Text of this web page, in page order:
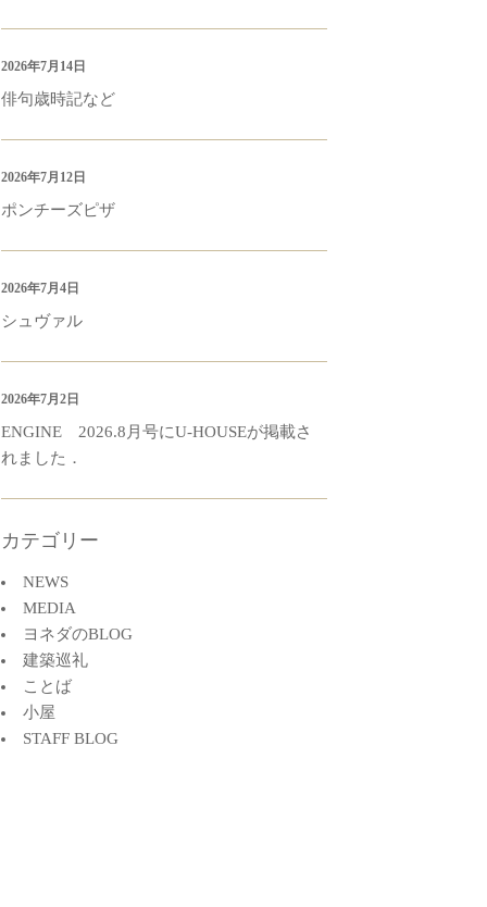
俳句歳時記など
2026年7月14日
ポンチーズピザ
2026年7月12日
シュヴァル
2026年7月4日
ENGINE 2026.8月号にU-HOUSEが掲載さ
れました．
2026年7月2日
カテゴリー
NEWS
MEDIA
ヨネダのBLOG
建築巡礼
ことば
小屋
STAFF BLOG